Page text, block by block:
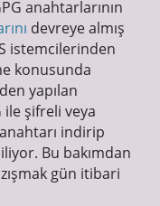
anahtarlarının
devreye almış
istemcilerinden
konusunda
yapılan
ile şifreli veya
indirip
Bu bakımdan
gün itibari